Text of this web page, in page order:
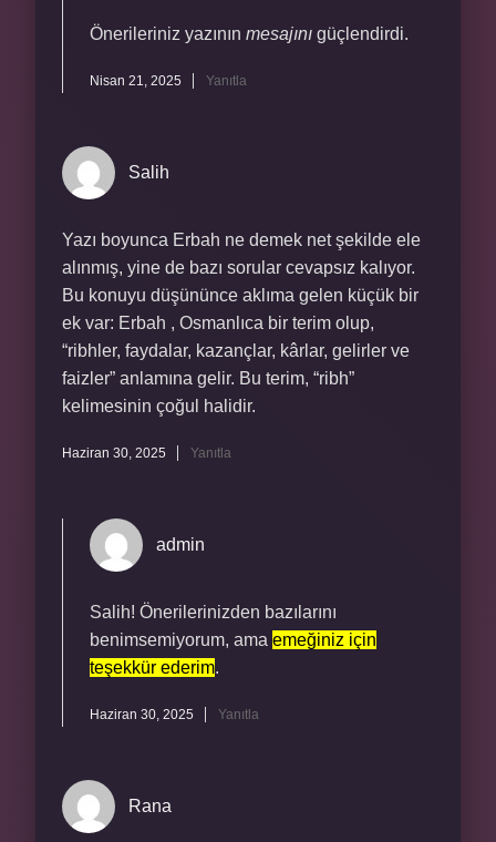
Önerileriniz yazının mesajını güçlendirdi.
Nisan 21, 2025 Yanıtla
Salih
Yazı boyunca Erbah ne demek net şekilde ele
alınmış, yine de bazı sorular cevapsız kalıyor.
Bu konuyu düşününce aklıma gelen küçük bir
ek var: Erbah , Osmanlıca bir terim olup,
“ribhler, faydalar, kazançlar, kârlar, gelirler ve
faizler” anlamına gelir. Bu terim, “ribh”
kelimesinin çoğul halidir.
Haziran 30, 2025 Yanıtla
admin
Salih! Önerilerinizden bazılarını
benimsemiyorum, ama emeğiniz için
teşekkür ederim.
Haziran 30, 2025 Yanıtla
Rana